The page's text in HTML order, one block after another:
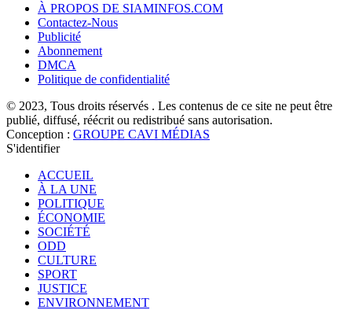
À PROPOS DE SIAMINFOS.COM
Contactez-Nous
Publicité
Abonnement
DMCA
Politique de confidentialité
© 2023, Tous droits réservés . Les contenus de ce site ne peut être
publié, diffusé, réécrit ou redistribué sans autorisation.
Conception : GROUPE CAVI MÉDIAS
S'identifier
ACCUEIL
À LA UNE
POLITIQUE
ÉCONOMIE
SOCIÉTÉ
ODD
CULTURE
SPORT
JUSTICE
ENVIRONNEMENT